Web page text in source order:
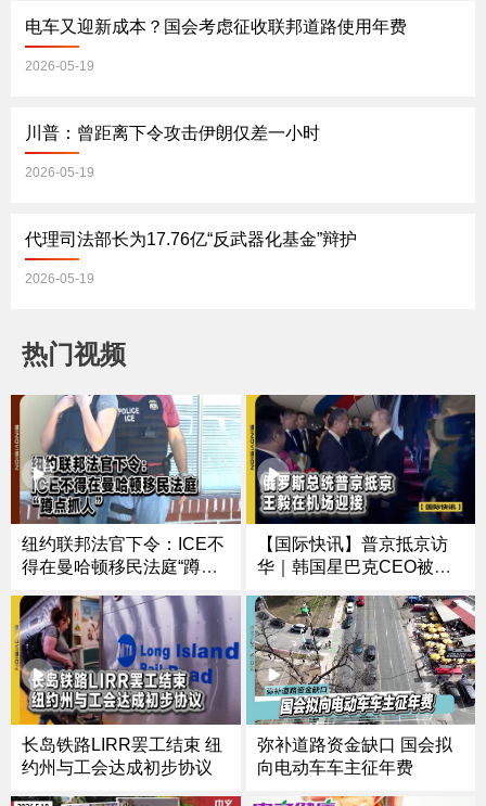
电车又迎新成本？国会考虑征收联邦道路使用年费
2026-05-19
川普：曾距离下令攻击伊朗仅差一小时
2026-05-19
代理司法部长为17.76亿“反武器化基金”辩护
2026-05-19
热门视频
纽约联邦法官下令：ICE不
得在曼哈顿移民法庭“蹲点
【国际快讯】普京抵京访
华｜韩国星巴克CEO被解
长岛铁路LIRR罢工结束 纽
约州与工会达成初步协议
弥补道路资金缺口 国会拟
向电动车车主征年费